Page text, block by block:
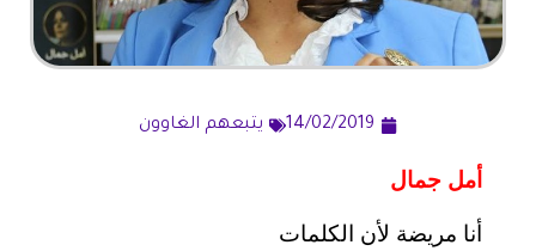
14/02/2019 يتبعهم الغاوون
أمل جمال
أنا مريضة لأن الكلمات